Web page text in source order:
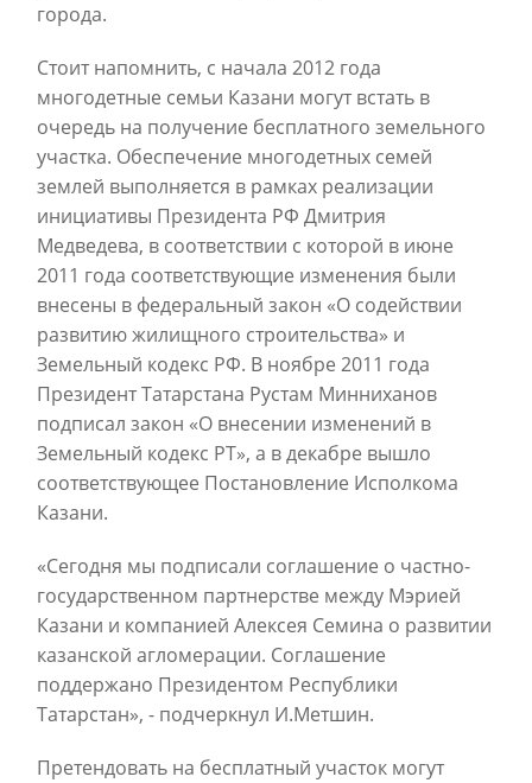
города.
Стоит напомнить, с начала 2012 года
многодетные семьи Казани могут встать в
очередь на получение бесплатного земельного
участка. Обеспечение многодетных семей
землей выполняется в рамках реализации
инициативы Президента РФ Дмитрия
Медведева, в соответствии с которой в июне
2011 года соответствующие изменения были
внесены в федеральный закон «О содействии
развитию жилищного строительства» и
Земельный кодекс РФ. В ноябре 2011 года
Президент Татарстана Рустам Минниханов
подписал закон «О внесении изменений в
Земельный кодекс РТ», а в декабре вышло
соответствующее Постановление Исполкома
Казани.
«Сегодня мы подписали соглашение о частно-
государственном партнерстве между Мэрией
Казани и компанией Алексея Семина о развитии
казанской агломерации. Соглашение
поддержано Президентом Республики
Татарстан», - подчеркнул И.Метшин.
Претендовать на бесплатный участок могут